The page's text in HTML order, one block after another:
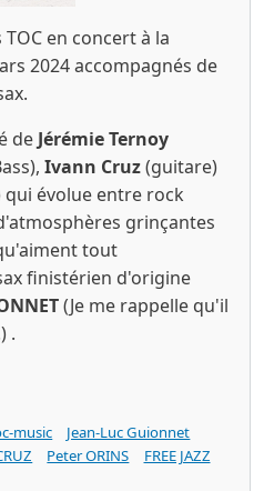
en concert à la
2024 accompagnés de
de Jérémie Ternoy
Ivann Cruz(guitare)
évolue entre rock
grinçantes
tout
finistérien d'origine
(Je me rappelle qu'il
.
music
Jean-Luc Guionnet
Peter ORINS
FREE JAZZ